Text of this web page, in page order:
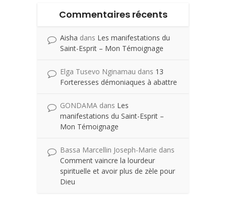
Commentaires récents
Aisha dans Les manifestations du
Saint-Esprit – Mon Témoignage
Elga Tusevo Nginamau dans 13
Forteresses démoniaques à abattre
GONDAMA dans Les
manifestations du Saint-Esprit –
Mon Témoignage
Bassa Marcellin Joseph-Marie dans
Comment vaincre la lourdeur
spirituelle et avoir plus de zèle pour
Dieu